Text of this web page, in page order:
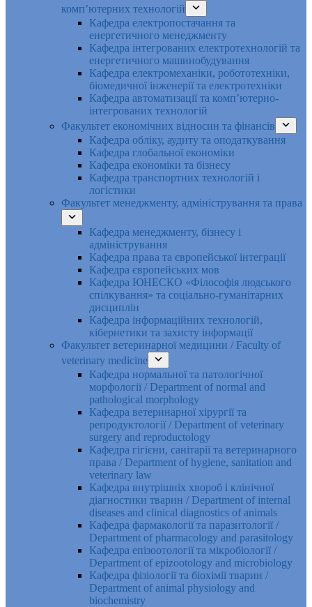
комп’ютерних технологій
Кафедра електропостачання та
енергетичного менеджменту
Кафедра інтегрованих електротехнологій та
енергетичного машинобудування
Кафедра електромеханіки, робототехніки,
біомедичної інженерії та електротехніки
Кафедра автоматизації та комп’ютерно-
інтегрованих технологій
Факультет економічних відносин та фінансів
Кафедра обліку, аудиту та оподаткування
Кафедра глобальної економіки
Кафедра економіки та бізнесу
Кафедра транспортних технологій і
логістики
Факультет менеджменту, адміністрування та права
Кафедра менеджменту, бізнесу і
адміністрування
Кафедра права та європейської інтеграції
Кафедра європейських мов
Кафедра ЮНЕСКО «Філософія людського
спілкування» та соціально-гуманітарних
дисциплін
Кафедра інформаційних технологій,
кібернетики та захисту інформації
Факультет ветеринарної медицини / Faculty of
veterinary medicine
Кафедра нормальної та патологічної
морфології / Department of normal and
pathological morphology
Кафедра ветеринарної хірургії та
репродуктології / Department of veterinary
surgery and reproductology
Кафедра гігієни, санітарії та ветеринарного
права / Department of hygiene, sanitation and
veterinary law
Кафедра внутрішніх хвороб і клінічної
діагностики тварин / Department of internal
diseases and clinical diagnostics of animals
Кафедра фармакології та паразитології /
Department of pharmacology and parasitology
Кафедра епізоотології та мікробіології /
Department of epizootology and microbiology
Кафедра фізіології та біохімії тварин /
Department of animal physiology and
biochemistry